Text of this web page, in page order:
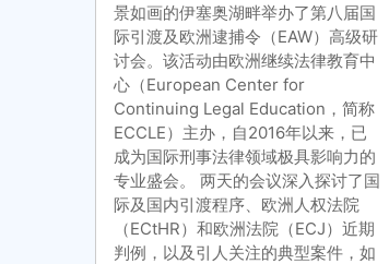
景如画的伊塞奥湖畔举办了第八届国
际引渡及欧洲逮捕令（EAW）高级研
讨会。该活动由欧洲继续法律教育中
心（European Center for
Continuing Legal Education，简称
ECCLE）主办，自2016年以来，已
成为国际刑事法律领域极具影响力的
专业盛会。 两天的会议深入探讨了国
际及国内引渡程序、欧洲人权法院
（ECtHR）和欧洲法院（ECJ）近期
判例，以及引人关注的典型案件，如